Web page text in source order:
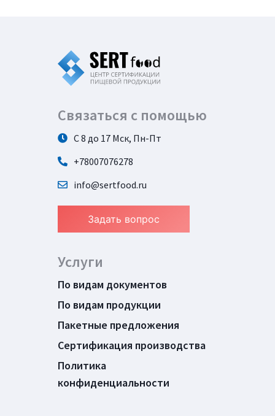
Связаться с помощью
С 8 до 17 Мск, Пн-Пт
+78007076278
info@sertfood.ru
Задать вопрос
Услуги
По видам документов
По видам продукции
Пакетные предложения
Сертификация производства
Политика
конфиденциальности